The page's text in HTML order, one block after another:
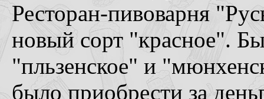
Ресторан-пивоварня
новый сорт "красное".
"пльзенское" и
было приобрести за